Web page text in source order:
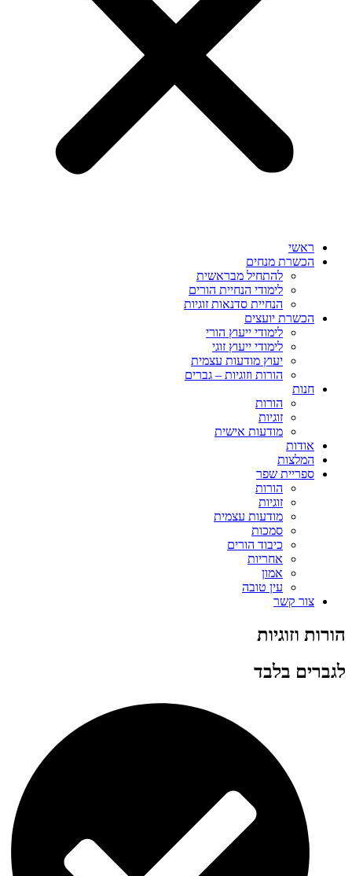
ראשי
הכשרת מנחים
להתחיל מבראשית
לימודי הנחיית הורים
הנחיית סדנאות זוגיות
הכשרת יועצים
לימודי ייעוץ הורי
לימודי ייעוץ זוגי
יעוץ מודעות עצמית
הורות וזוגיות – גברים
חנות
הורות
זוגיות
מודעות אישית
אודות
המלצות
ספריית שפר
הורות
זוגיות
מודעות עצמית
סמכות
כיבוד הורים
אחריות
אמון
עין טובה
צור קשר
הורות וזוגיות
לגברים בלבד